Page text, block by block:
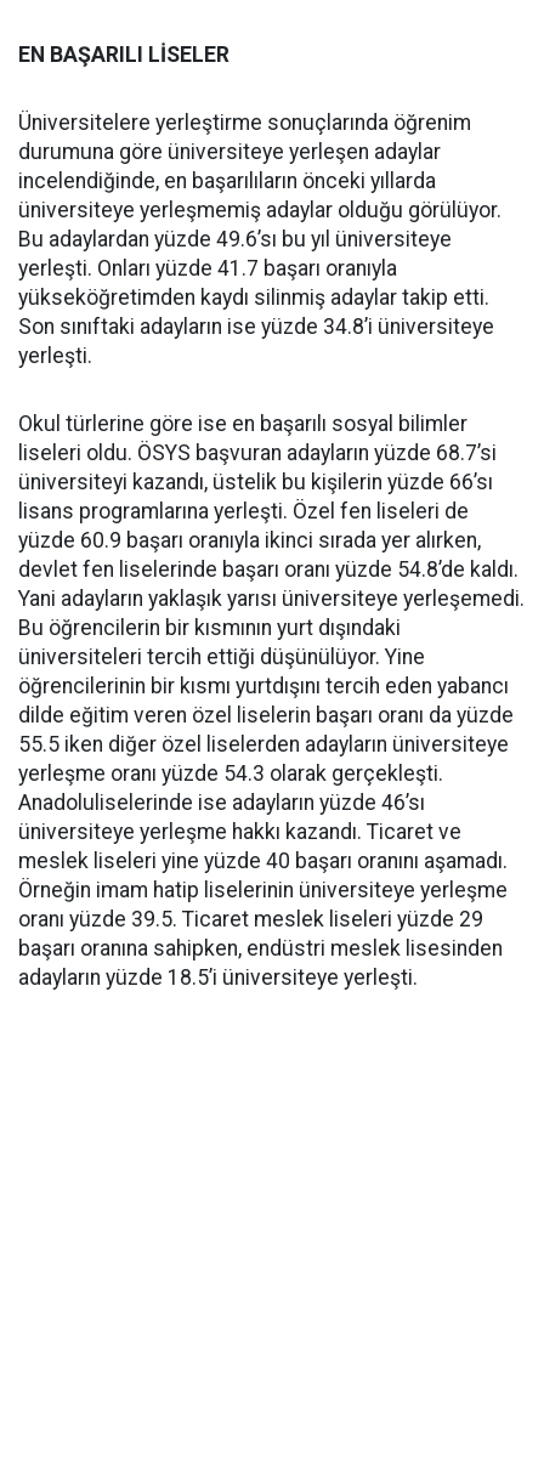
EN BAŞARILI LİSELER
Üniversitelere yerleştirme sonuçlarında öğrenim
durumuna göre üniversiteye yerleşen adaylar
incelendiğinde, en başarılıların önceki yıllarda
üniversiteye yerleşmemiş adaylar olduğu görülüyor.
Bu adaylardan yüzde 49.6’sı bu yıl üniversiteye
yerleşti. Onları yüzde 41.7 başarı oranıyla
yükseköğretimden kaydı silinmiş adaylar takip etti.
Son sınıftaki adayların ise yüzde 34.8’i üniversiteye
yerleşti.
Okul türlerine göre ise en başarılı sosyal bilimler
liseleri oldu. ÖSYS başvuran adayların yüzde 68.7’si
üniversiteyi kazandı, üstelik bu kişilerin yüzde 66’sı
lisans programlarına yerleşti. Özel fen liseleri de
yüzde 60.9 başarı oranıyla ikinci sırada yer alırken,
devlet fen liselerinde başarı oranı yüzde 54.8’de kaldı.
Yani adayların yaklaşık yarısı üniversiteye yerleşemedi.
Bu öğrencilerin bir kısmının yurt dışındaki
üniversiteleri tercih ettiği düşünülüyor. Yine
öğrencilerinin bir kısmı yurtdışını tercih eden yabancı
dilde eğitim veren özel liselerin başarı oranı da yüzde
55.5 iken diğer özel liselerden adayların üniversiteye
yerleşme oranı yüzde 54.3 olarak gerçekleşti.
Anadoluliselerinde ise adayların yüzde 46’sı
üniversiteye yerleşme hakkı kazandı. Ticaret ve
meslek liseleri yine yüzde 40 başarı oranını aşamadı.
Örneğin imam hatip liselerinin üniversiteye yerleşme
oranı yüzde 39.5. Ticaret meslek liseleri yüzde 29
başarı oranına sahipken, endüstri meslek lisesinden
adayların yüzde 18.5’i üniversiteye yerleşti.